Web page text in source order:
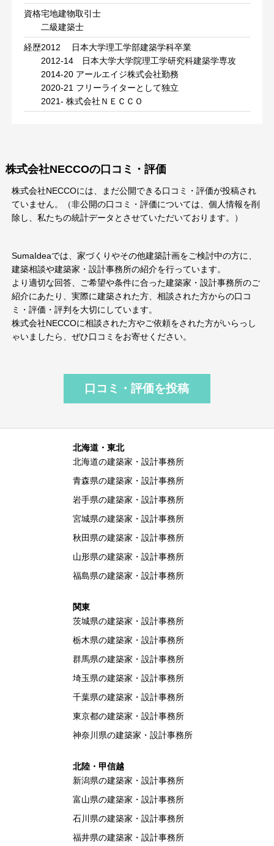
資格宅地建物取引士
二級建築士
経歴2012 日本大学理工学部建築学科卒業
2012-14 日本大学大学院理工学研究科建築学専攻
2014-20 アールエイジ株式会社勤務
2020-21 フリーライターとして独立
2021- 株式会社ＮＥＣＣＯ
株式会社NECCOの口コミ・評価
株式会社NECCOには、まだ公開できる口コミ・評価が投稿され
ていません。（非公開の口コミ・評価については、個人情報を削
除し、私たちの統計データとさせていただいております。）
SumaIdeaでは、家づくりやその他建築計画をご検討中の方に、
建築相談や建築家・設計事務所の紹介を行っています。
より適切な回答、ご希望や条件に合った建築家・設計事務所のご
紹介にあたり、実際に建築された方、相談された方からの口コ
ミ・評価・評判を大切にしています。
株式会社NECCOに相談された方やご依頼をされた方がいらっし
ゃいましたら、ぜひ口コミをお寄せください。
口コミ・評価を投稿
北海道・東北
北海道の建築家・設計事務所
青森県の建築家・設計事務所
岩手県の建築家・設計事務所
宮城県の建築家・設計事務所
秋田県の建築家・設計事務所
山形県の建築家・設計事務所
福島県の建築家・設計事務所
関東
茨城県の建築家・設計事務所
栃木県の建築家・設計事務所
群馬県の建築家・設計事務所
埼玉県の建築家・設計事務所
千葉県の建築家・設計事務所
東京都の建築家・設計事務所
神奈川県の建築家・設計事務所
北陸・甲信越
新潟県の建築家・設計事務所
富山県の建築家・設計事務所
石川県の建築家・設計事務所
福井県の建築家・設計事務所